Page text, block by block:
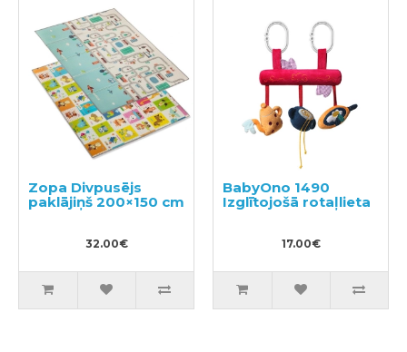
Zopa Divpusējs
paklājiņš 200×150 cm
32.00€
BabyOno 1490
Izglītojošā rotaļlieta
17.00€